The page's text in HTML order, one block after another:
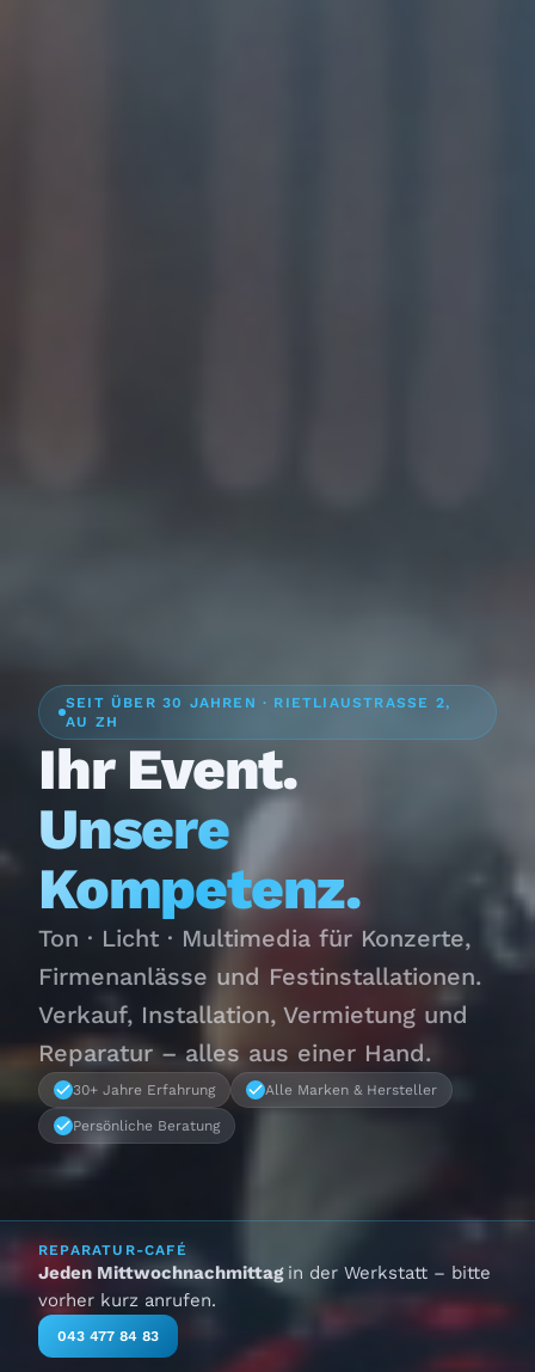
SEIT ÜBER 30 JAHREN · RIETLIAUSTRASSE 2,
AU ZH
Ihr Event.
Unsere
Kompetenz.
Ton · Licht · Multimedia für Konzerte,
Firmenanlässe und Festinstallationen.
Verkauf, Installation, Vermietung und
Reparatur – alles aus einer Hand.
30+ Jahre Erfahrung Alle Marken & Hersteller
Persönliche Beratung
REPARATUR-CAFÉ
Jeden Mittwochnachmittag in der Werkstatt – bitte
vorher kurz anrufen.
043 477 84 83